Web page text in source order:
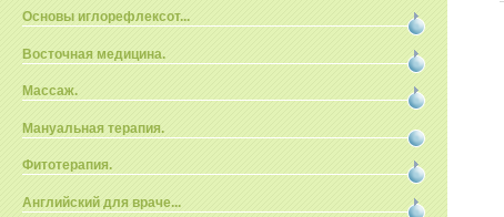
Основы иглорефлексот...
Восточная медицина.
Массаж.
Мануальная терапия.
Фитотерапия.
Английский для враче...